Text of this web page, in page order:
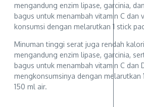
mengandung enzim lipase, garcinia,
bagus untuk menambah vitamin C dan
konsumsi dengan melarutkan 1 stick
Minuman tinggi serat juga rendah
mengandung enzim lipase, garcinia,
bagus untuk menambah vitamin C dan
mengkonsumsinya dengan melarutkan
150 ml air.